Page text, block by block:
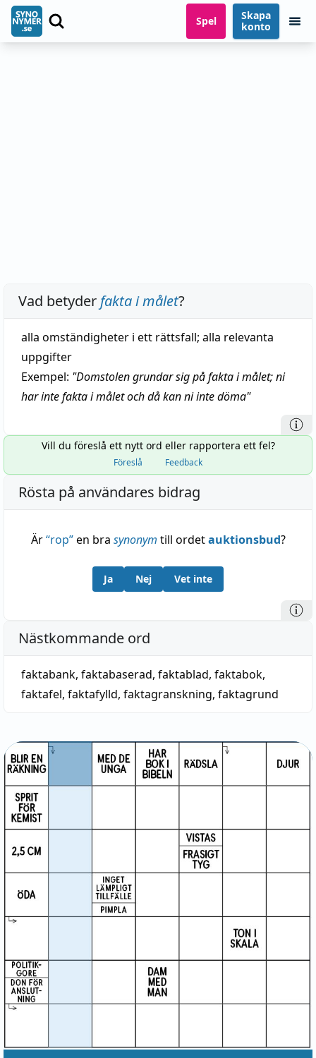
Spel
Skapa
konto
Vad betyder fakta i målet?
alla omständigheter i ett rättsfall; alla relevanta
uppgifter
Exempel: "Domstolen grundar sig på fakta i målet; ni
har inte fakta i målet och då kan ni inte döma"
Vill du föreslå ett nytt ord eller rapportera ett fel?
Föreslå Feedback
Rösta på användares bidrag
Är“rop”en bra synonym till ordetauktionsbud?
Ja Nej Vet inte
Nästkommande ord
faktabank, faktabaserad, faktablad, faktabok,
faktafel, faktafylld, faktagranskning, faktagrund